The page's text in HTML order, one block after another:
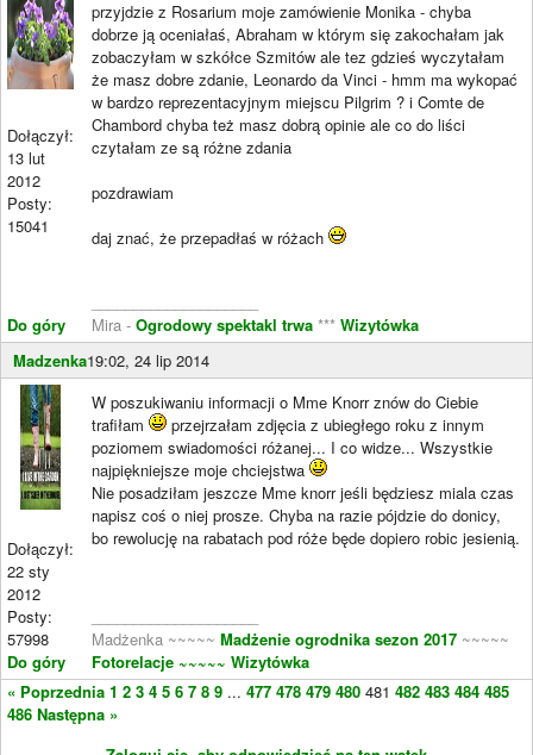
Dołączył:
13 lut
2012
Posty:
15041
Do góry
przyjdzie z Rosarium moje zamówienie Monika - chyba
dobrze ją oceniałaś, Abraham w którym się zakochałam jak
zobaczyłam w szkółce Szmitów ale tez gdzieś wyczytałam
że masz dobre zdanie, Leonardo da Vinci - hmm ma wykopać
w bardzo reprezentacyjnym miejscu Pilgrim ? i Comte de
Chambord chyba też masz dobrą opinie ale co do liści
czytałam ze są różne zdania
pozdrawiam
daj znać, że przepadłaś w różach
Mira - Ogrodowy spektakl trwa *** Wizytówka
Madzenka19:02, 24 lip 2014
Dołączył:
22 sty
2012
Posty:
57998
Do góry
W poszukiwaniu informacji o Mme Knorr znów do Ciebie
trafiłam
przejrzałam zdjęcia z ubiegłego roku z innym
poziomem swiadomości różanej... I co widze... Wszystkie
najpiękniejsze moje chciejstwa
Nie posadziłam jeszcze Mme knorr jeśli będziesz miala czas
napisz coś o niej prosze. Chyba na razie pójdzie do donicy,
bo rewolucję na rabatach pod róże będe dopiero robic jesienią.
Madżenka ~~~~~ Madżenie ogrodnika sezon 2017 ~~~~~
Fotorelacje ~~~~~ Wizytówka
« Poprzednia 1 2 3 4 5 6 7 8 9 ... 477 478 479 480 481 482 483 484 485
486 Następna »